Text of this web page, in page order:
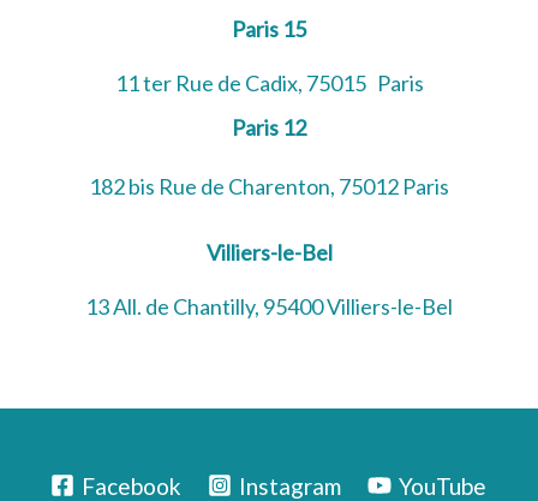
Paris 15
11 ter Rue de Cadix, 75015 Paris
Paris 12
182 bis Rue de Charenton, 75012 Paris
Villiers-le-Bel
13 All. de Chantilly, 95400 Villiers-le-Bel
Facebook Instagram
YouTube